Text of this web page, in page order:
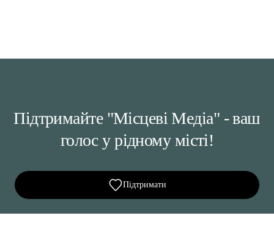
Підтримайте "Місцеві Медіа" - ваш
голос у рідному місті!
Підтримати